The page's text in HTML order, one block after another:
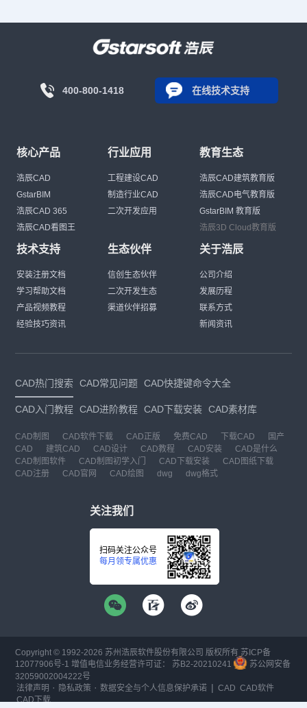
400-800-1418 在线技术支持
核心产品
浩辰CAD
GstarBIM
浩辰CAD 365
浩辰CAD看图王
行业应用
工程建设CAD
制造行业CAD
二次开发应用
教育生态
浩辰CAD建筑教育版
浩辰CAD电气教育版
GstarBIM 教育版
浩辰3D Cloud教育版
技术支持
安装注册文档
学习帮助文档
产品视频教程
经验技巧资讯
生态伙伴
信创生态伙伴
二次开发生态
渠道伙伴招募
关于浩辰
公司介绍
发展历程
联系方式
新闻资讯
CAD热门搜索 CAD常见问题 CAD快捷键命令大全
CAD入门教程 CAD进阶教程 CAD下载安装 CAD素材库
CAD制图 CAD软件下载 CAD正版 免费CAD 下载CAD
国产
CAD
建筑CAD CAD设计 CAD教程 CAD安装
CAD是什么
CAD制图软件
CAD制图初学入门 CAD下载安装
CAD图纸下载
CAD注册
CAD官网 CAD绘图 dwg dwg格式
关注我们
扫码关注公众号
每月领专属优惠
Copyright © 1992-2026 苏州浩辰软件股份有限公司 版权所有 苏ICP备
12077906号-1 增值电信业务经营许可证： 苏B2-20210241
苏公网安备
32059002004222号
法律声明 · 隐私政策 ·数据安全与个人信息保护承诺 | CAD CAD软件
CAD下载